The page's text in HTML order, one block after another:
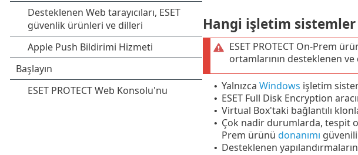
Hangi işletim
ESET PROTECT On-Prem
ortamlarının desteklenen
• Yalnızca Windows işletim
• ESET Full Disk Encryption
• Virtual Box'taki bağlantılı
• Çok nadir durumlarda, tespit
Prem ürünü donanımı
• Desteklenen